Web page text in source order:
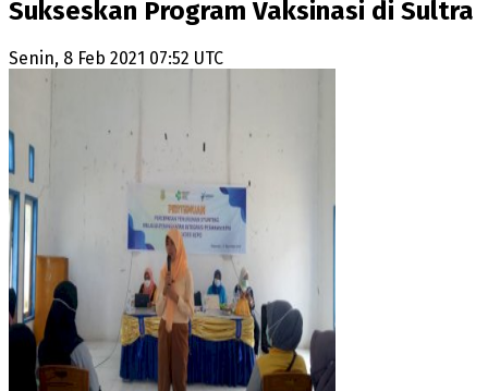
Sukseskan Program Vaksinasi di Sultra
Senin, 8 Feb 2021 07:52 UTC